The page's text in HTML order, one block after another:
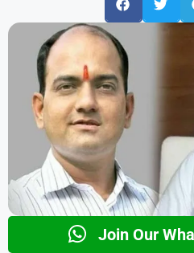
Join Our